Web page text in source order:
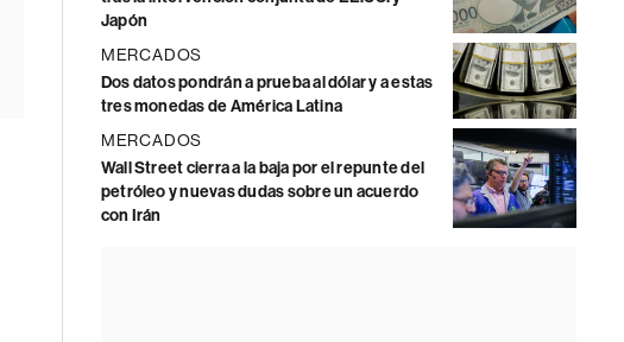
Japón
MERCADOS
Dos datos pondrán a prueba al dólar y a estas
tres monedas de América Latina
MERCADOS
Wall Street cierra a la baja por el repunte del
petróleo y nuevas dudas sobre un acuerdo
con Irán